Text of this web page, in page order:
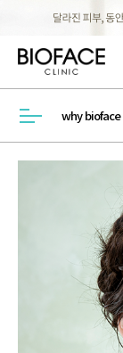
메뉴열기why bioface